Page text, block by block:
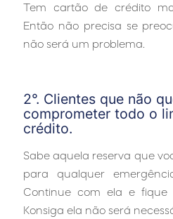
Tem cartão de crédito
Então não precisa se
não será um problema.
2°. Clientes que não
comprometer todo o
crédito.
Sabe aquela reserva que
para qualquer
Continue com ela e fique
Konsiga ela não será